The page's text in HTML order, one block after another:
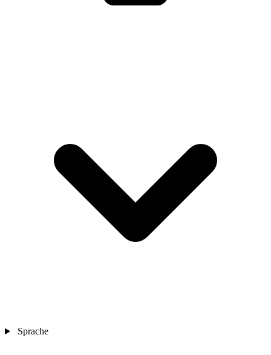
Sprache